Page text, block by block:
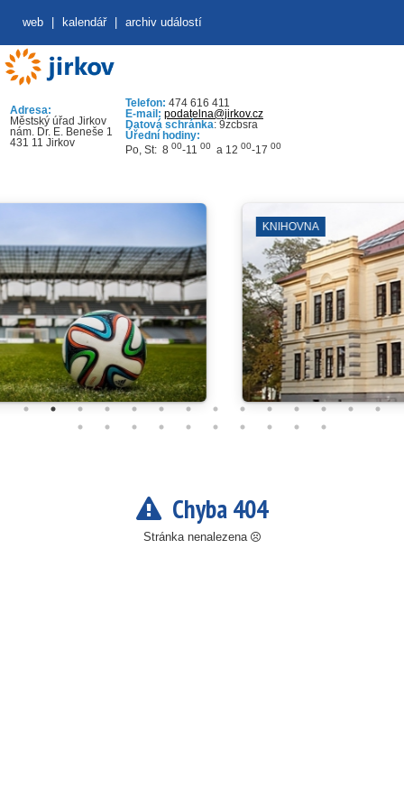
web kalendář archiv událostí
Adresa:
Městský úřad Jirkov
nám. Dr. E. Beneše 1
431 11 Jirkov
Telefon: 474 616 411
E-mail: podatelna@jirkov.cz
Datová schránka: 9zcbsra
Úřední hodiny:
Po, St: 8 00-11 00 a 12 00-17 00
Chyba 404
Stránka nenalezena